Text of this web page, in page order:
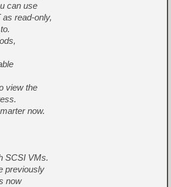
can use
read-only,
view the
now.
SCSI VMs.
previously
now